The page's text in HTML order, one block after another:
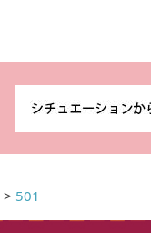
> 501